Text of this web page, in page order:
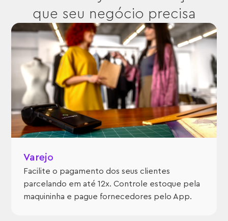
que seu negócio precisa
Varejo
Facilite o pagamento dos seus clientes
parcelando em até 12x. Controle estoque pela
maquininha e pague fornecedores pelo App.